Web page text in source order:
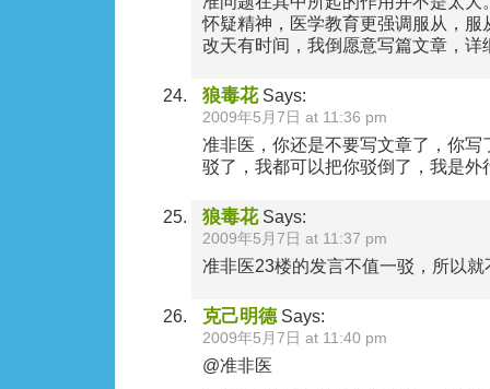
怀疑精神，医学教育更强调服从，服
改天有时间，我倒愿意写篇文章，详
狼毒花Says:
2009年5月7日 at 11:36 pm
准非医，你还是不要写文章了，你写
驳了，我都可以把你驳倒了，我是外
狼毒花Says:
2009年5月7日 at 11:37 pm
准非医23楼的发言不值一驳，所以
克己明德Says:
2009年5月7日 at 11:40 pm
@准非医